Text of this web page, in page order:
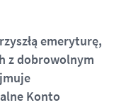
emeryturę,
z dobrowolnym
Konto